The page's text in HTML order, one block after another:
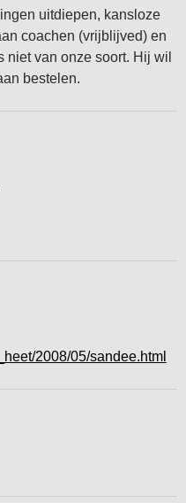
uitdiepen, kansloze
coachen (vrijblijved) en
niet van onze soort. Hij wil
bestelen.
2008/05/sandee.html